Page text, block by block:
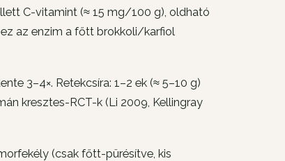
C-vitamint (≈ 15 mg/100 g), oldható
az enzim a főtt brokkoli/karfiol
3–4×. Retekcsíra: 1–2 ek (≈ 5–10 g)
kresztes-RCT-k (Li 2009, Kellingray
(csak főtt-pürésítve, kis